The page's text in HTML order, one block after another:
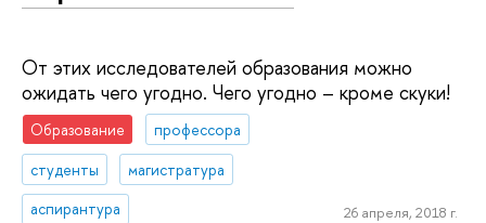
От этих исследователей образования можно
ожидать чего угодно. Чего угодно – кроме скуки!
Образование
профессора
студенты
магистратура
аспирантура
26 апреля, 2018 г.